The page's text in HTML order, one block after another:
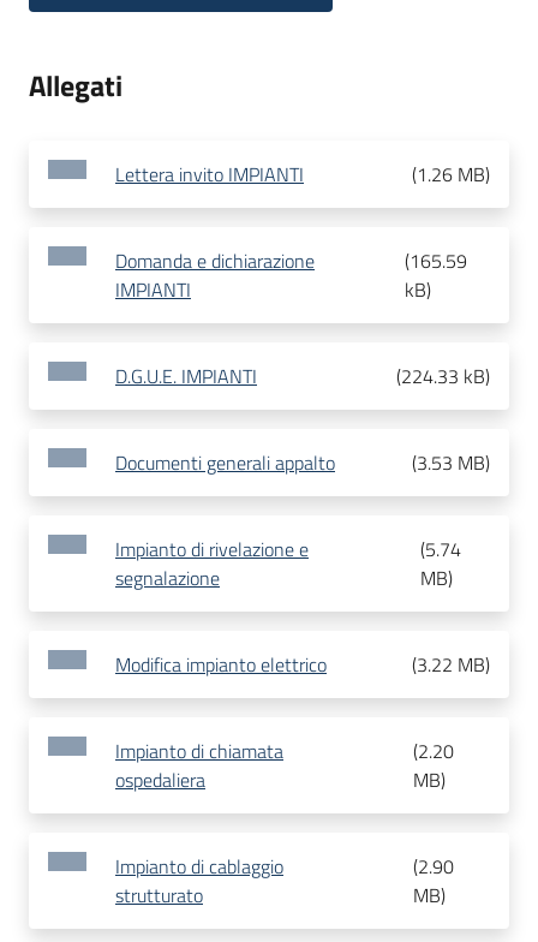
Allegati
Lettera invito IMPIANTI (1.26 MB)
Domanda e dichiarazione
IMPIANTI
(165.59
kB)
D.G.U.E. IMPIANTI (224.33 kB)
Documenti generali appalto (3.53 MB)
Impianto di rivelazione e
segnalazione
(5.74
MB)
Modifica impianto elettrico (3.22 MB)
Impianto di chiamata
ospedaliera
(2.20
MB)
Impianto di cablaggio
strutturato
(2.90
MB)